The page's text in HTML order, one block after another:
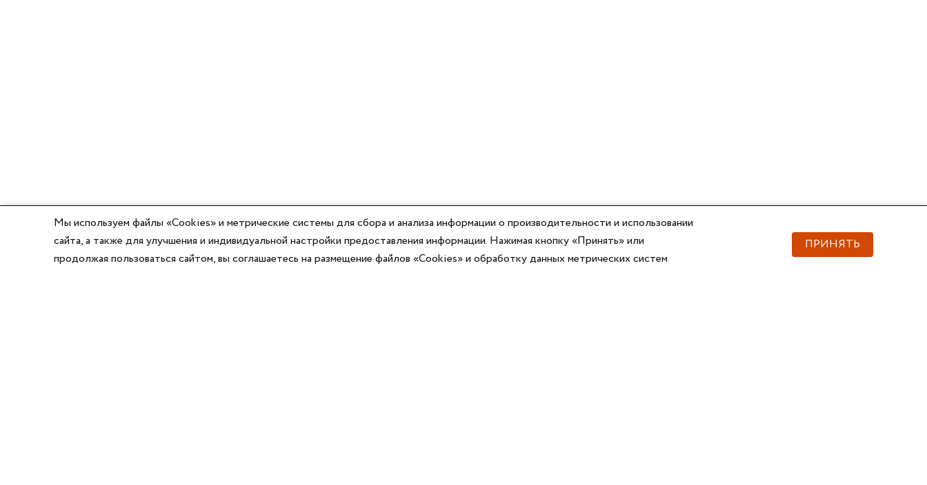
Мы используем файлы «Cookies» и метрические системы для сбора и анализа информации о производительности и использовании
сайта, а также для улучшения и индивидуальной настройки предоставления информации. Нажимая кнопку «Принять» или
продолжая пользоваться сайтом, вы соглашаетесь на размещение файлов «Cookies» и обработку данных метрических систем
ПРИНЯТЬ